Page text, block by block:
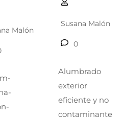
Malón
Susana Malón
0
Alumbrado
exterior
eficiente y no
contaminante